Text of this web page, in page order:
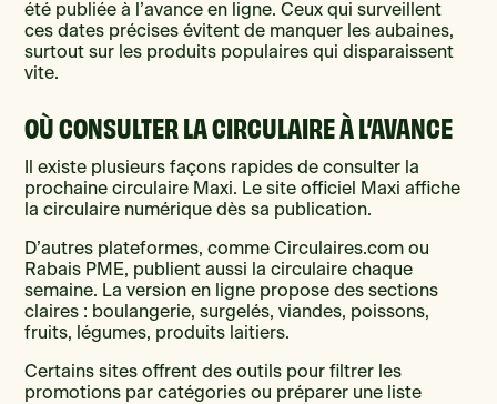
été publiée à l’avance en ligne. Ceux qui surveillent
ces dates précises évitent de manquer les aubaines,
surtout sur les produits populaires qui disparaissent
vite.
OÙ CONSULTER LA CIRCULAIRE À L’AVANCE
Il existe plusieurs façons rapides de consulter la
prochaine circulaire Maxi. Le site officiel Maxi affiche
la circulaire numérique dès sa publication.
D’autres plateformes, comme Circulaires.com ou
Rabais PME, publient aussi la circulaire chaque
semaine. La version en ligne propose des sections
claires : boulangerie, surgelés, viandes, poissons,
fruits, légumes, produits laitiers.
Certains sites offrent des outils pour filtrer les
promotions par catégories ou préparer une liste